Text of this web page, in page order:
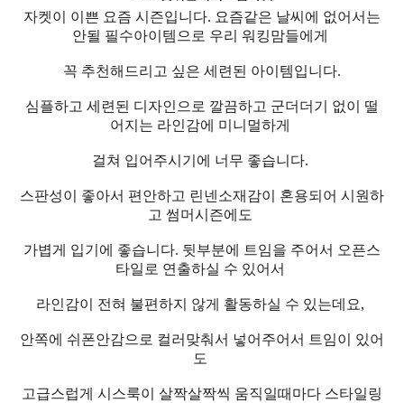
자켓이 이쁜 요즘 시즌입니다. 요즘같은 날씨에 없어서는
안될 필수아이템으로 우리 워킹맘들에게
꼭 추천해드리고 싶은 세련된 아이템입니다.
심플하고 세련된 디자인으로 깔끔하고 군더더기 없이 떨
어지는 라인감에 미니멀하게
걸쳐 입어주시기에 너무 좋습니다.
스판성이 좋아서 편안하고 린넨소재감이 혼용되어 시원하
고 썸머시즌에도
가볍게 입기에 좋습니다. 뒷부분에 트임을 주어서 오픈스
타일로 연출하실 수 있어서
라인감이 전혀 불편하지 않게 활동하실 수 있는데요,
안쪽에 쉬폰안감으로 컬러맞춰서 넣어주어서 트임이 있어
도
고급스럽게 시스룩이 살짝살짝씩 움직일때마다 스타일링